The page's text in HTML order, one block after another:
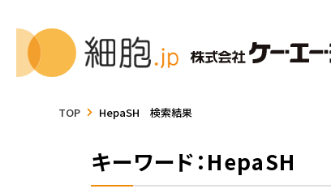
TOP HepaSH 検索結果
キーワード：HepaSH